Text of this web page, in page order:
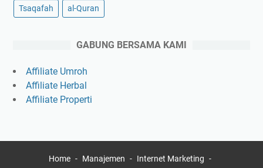
Tsaqafah al-Quran
GABUNG BERSAMA KAMI
Affiliate Umroh
Affiliate Herbal
Affiliate Properti
Home Manajemen Internet Marketing